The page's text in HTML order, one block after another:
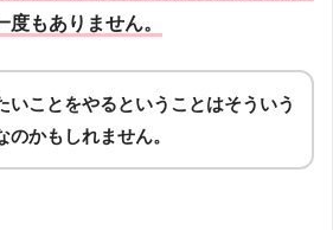
もありません。
いことをやるということはそういう
のかもしれません。